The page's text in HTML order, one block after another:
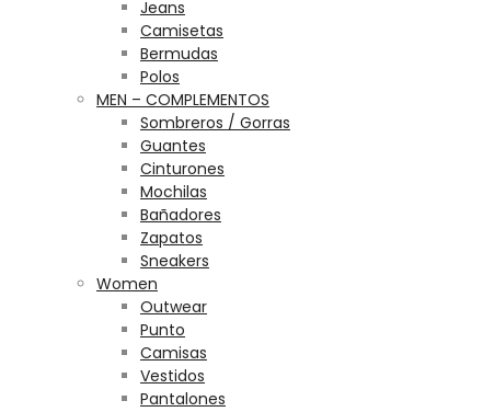
Jeans
Camisetas
Bermudas
Polos
MEN – COMPLEMENTOS
Sombreros / Gorras
Guantes
Cinturones
Mochilas
Bañadores
Zapatos
Sneakers
Women
Outwear
Punto
Camisas
Vestidos
Pantalones